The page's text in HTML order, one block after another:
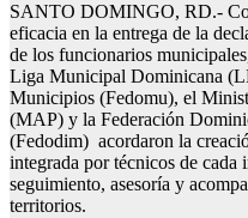
SANTO DOMINGO, RD.-
eficacia en la entrega de la
de los funcionarios
Liga Municipal Dominicana
Municipios (Fedomu), el
(MAP) y la Federación
(Fedodim) acordaron la
integrada por técnicos de cada
seguimiento, asesoría y
territorios.